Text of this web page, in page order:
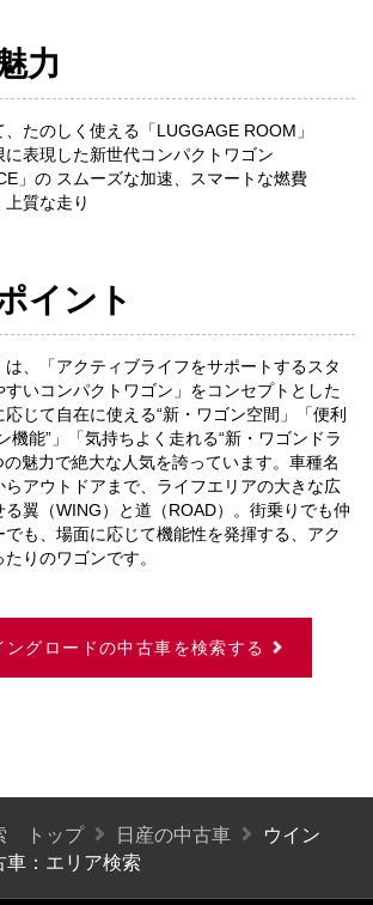
力
、たのしく使える「LUGGAGE ROOM」
に表現した新世代コンパクトワゴン
」の スムーズな加速、スマートな燃費
上質な走り
イント
は、「アクティブライフをサポートするスタ
すいコンパクトワゴン」をコンセプトとした
じて自在に使える“新・ワゴン空間」「便利
機能”」「気持ちよく走れる“新・ワゴンドラ
の魅力で絶大な人気を誇っています。車種名
アウトドアまで、ライフエリアの大きな広
翼（WING）と道（ROAD）。街乗りでも仲
も、場面に応じて機能性を発揮する、アク
りのワゴンです。
ングロードの中古車を検索する
トップ 日産の中古車
ウイン
車：エリア検索